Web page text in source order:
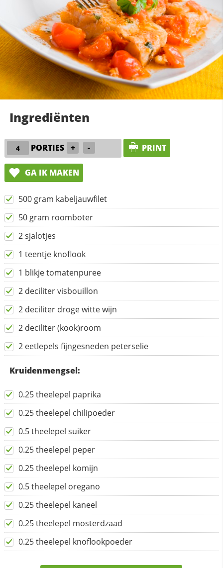
Ingrediënten
PORTIES + - PRINT
GA IK MAKEN
500 gram kabeljauwfilet
50 gram roomboter
2 sjalotjes
1 teentje knoflook
1 blikje tomatenpuree
2 deciliter visbouillon
2 deciliter droge witte wijn
2 deciliter (kook)room
2 eetlepels fijngesneden peterselie
Kruidenmengsel:
0.25 theelepel paprika
0.25 theelepel chilipoeder
0.5 theelepel suiker
0.25 theelepel peper
0.25 theelepel komijn
0.5 theelepel oregano
0.25 theelepel kaneel
0.25 theelepel mosterdzaad
0.25 theelepel knoflookpoeder